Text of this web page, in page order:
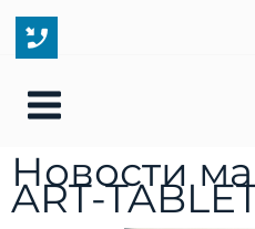
Новости
ART-